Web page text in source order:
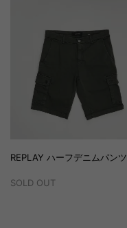
REPLAY ハーフデニムパンツ
SOLD OUT